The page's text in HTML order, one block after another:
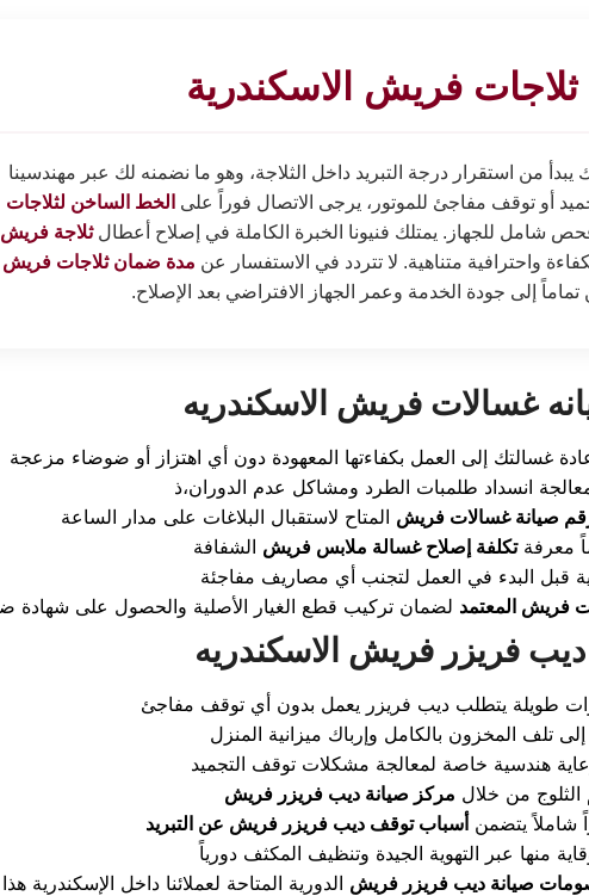
ثلاجات فريش الاسكندرية
من استقرار درجة التبريد داخل الثلاجة، وهو ما نضمنه لك عبر مهندسينا
أو توقف مفاجئ للموتور، يرجى الاتصال فوراً على الخط الساخن لثلاجات
شامل للجهاز. يمتلك فنيونا الخبرة الكاملة في إصلاح أعطالثلاجة فريش
واحترافية متناهية. لا تتردد في الاستفسار عن مدة ضمان ثلاجات فريش
تماماً إلى جودة الخدمة وعمر الجهاز الافتراضي بعد الإصلاح.
غسالات فريش الاسكندريه
معالجة انسداد طلمبات الطرد ومشاكل عدم الدوران،ذ
صيانة غسالات فريش
معرفةتكلفة إصلاح غسالة ملابس فريش الشفافة
فريش المعتمد
ديب فريزر فريش الاسكندريه
طويلة يتطلب ديب فريزر يعمل بدون أي توقف مفاجئ
هندسية خاصة لمعالجة مشكلات توقف التجميد
الثلوج من خلال مركز صيانة ديب فريزر فريش
شاملاً يتضمن أسباب توقف ديب فريزر فريش عن التبريد
صيانة ديب فريزر فريش